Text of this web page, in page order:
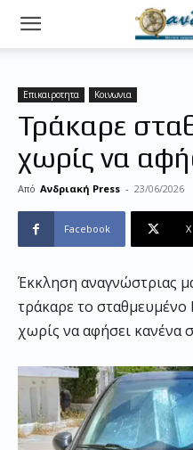
Επικαιροτητα Κοινωνια
Τράκαρε
χωρίς να
Από Ανδριακή Press - 23/06/2026
Facebook X
Έκκληση αναγνώστριας
τράκαρε το σταθμευμένο
χωρίς να αφήσει κανένα